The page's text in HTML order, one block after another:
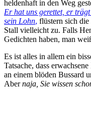
heldenhaft in den Weg
Er hat uns gerettet, er
sein Lohn, flüstern sich
Stall vielleicht zu. Falls
Gedichten haben, man
Es ist alles in allem ein
Tatsache, dass
an einem blöden Bussard
Abernaja, Sie wissen